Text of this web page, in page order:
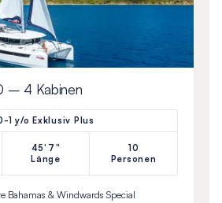
– 4 Kabinen
1 y/o Exklusiv Plus
45'7"
Länge
10
Personen
Bahamas & Windwards Special